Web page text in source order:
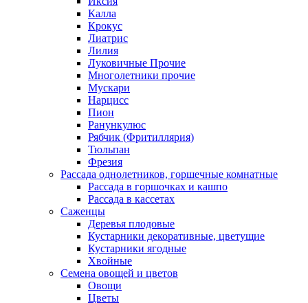
Калла
Крокус
Лиатрис
Лилия
Луковичные Прочие
Многолетники прочие
Мускари
Нарцисс
Пион
Ранункулюс
Рябчик (Фритиллярия)
Тюльпан
Фрезия
Рассада однолетников, горшечные комнатные
Рассада в горшочках и кашпо
Рассада в кассетах
Саженцы
Деревья плодовые
Кустарники декоративные, цветущие
Кустарники ягодные
Хвойные
Семена овощей и цветов
Овощи
Цветы